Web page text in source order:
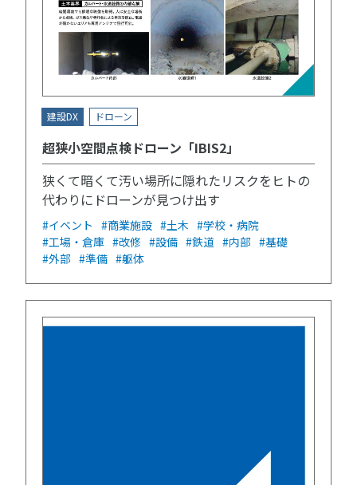
建設DX ドローン
超狭小空間点検ドローン「IBIS2」
狭くて暗くて汚い場所に隠れたリスクをヒトの
代わりにドローンが見つけ出す
#イベント #商業施設 #土木 #学校・病院
#工場・倉庫 #改修 #設備 #鉄道 #内部 #基礎
#外部 #準備 #躯体